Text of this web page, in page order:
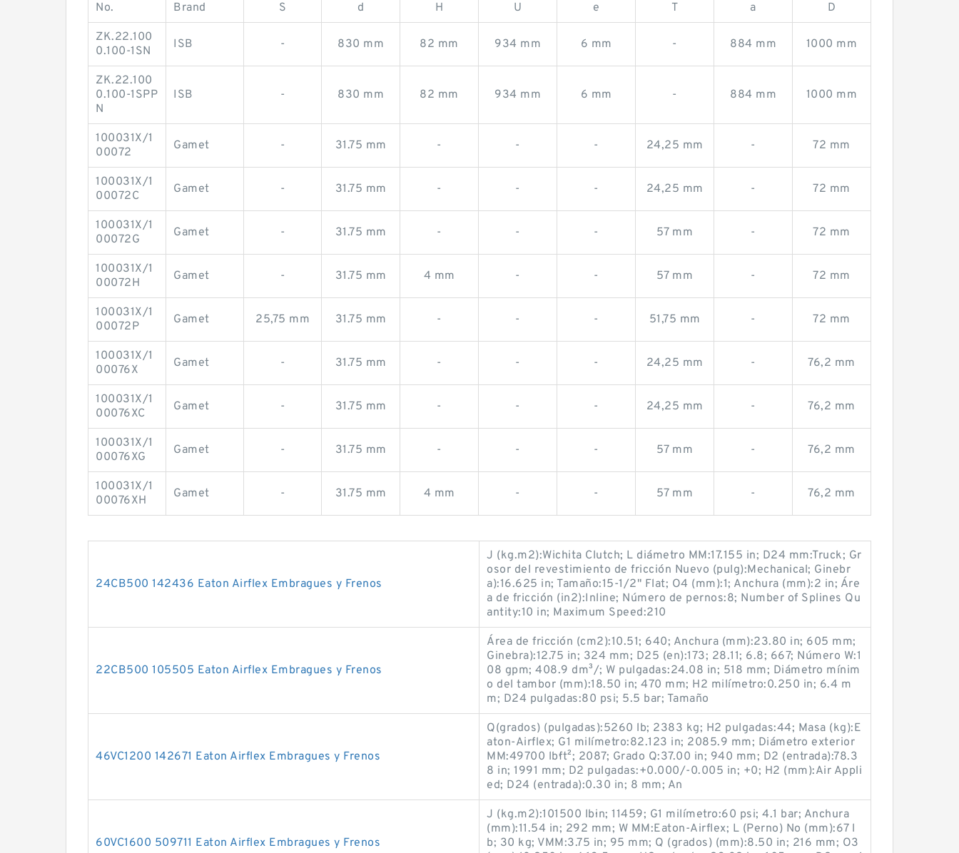
No. Brand S d H U e T a D
ZK.22.100
0.100-1SN
ISB - 830 mm 82 mm 934 mm 6 mm - 884 mm 1000 mm
ZK.22.100
0.100-1SPP
N
ISB - 830 mm 82 mm 934 mm 6 mm - 884 mm 1000 mm
100031X/1
00072
Gamet - 31.75 mm - - - 24,25 mm - 72 mm
100031X/1
00072C
Gamet - 31.75 mm - - - 24,25 mm - 72 mm
100031X/1
00072G
Gamet - 31.75 mm - - - 57 mm - 72 mm
100031X/1
00072H
Gamet - 31.75 mm 4 mm - - 57 mm - 72 mm
100031X/1
00072P
Gamet 25,75 mm 31.75 mm - - - 51,75 mm - 72 mm
100031X/1
00076X
Gamet - 31.75 mm - - - 24,25 mm - 76,2 mm
100031X/1
00076XC
Gamet - 31.75 mm - - - 24,25 mm - 76,2 mm
100031X/1
00076XG
Gamet - 31.75 mm - - - 57 mm - 76,2 mm
100031X/1
00076XH
Gamet - 31.75 mm 4 mm - - 57 mm - 76,2 mm
24CB500 142436 Eaton Airflex Embragues y Frenos
J (kg.m2):Wichita Clutch; L diámetro MM:17.155 in; D24 mm:Truck; Gr
osor del revestimiento de fricción Nuevo (pulg):Mechanical; Ginebr
a):16.625 in; Tamaño:15-1/2" Flat; O4 (mm):1; Anchura (mm):2 in; Áre
a de fricción (in2):Inline; Número de pernos:8; Number of Splines Qu
antity:10 in; Maximum Speed:210
22CB500 105505 Eaton Airflex Embragues y Frenos
Área de fricción (cm2):10.51; 640; Anchura (mm):23.80 in; 605 mm;
Ginebra):12.75 in; 324 mm; D25 (en):173; 28.11; 6.8; 667; Número W:1
08 gpm; 408.9 dm³/; W pulgadas:24.08 in; 518 mm; Diámetro mínim
o del tambor (mm):18.50 in; 470 mm; H2 milímetro:0.250 in; 6.4 m
m; D24 pulgadas:80 psi; 5.5 bar; Tamaño
46VC1200 142671 Eaton Airflex Embragues y Frenos
Q(grados) (pulgadas):5260 lb; 2383 kg; H2 pulgadas:44; Masa (kg):E
aton-Airflex; G1 milímetro:82.123 in; 2085.9 mm; Diámetro exterior
MM:49700 lb·ft²; 2087; Grado Q:37.00 in; 940 mm; D2 (entrada):78.3
8 in; 1991 mm; D2 pulgadas:+0.000/-0.005 in; +0; H2 (mm):Air Appli
ed; D24 (entrada):0.30 in; 8 mm; An
60VC1600 509711 Eaton Airflex Embragues y Frenos
J (kg.m2):101500 lb·in; 11459; G1 milímetro:60 psi; 4.1 bar; Anchura
(mm):11.54 in; 292 mm; W MM:Eaton-Airflex; L (Perno) No (mm):67 l
b; 30 kg; VMM:3.75 in; 95 mm; Q (grados) (mm):8.50 in; 216 mm; O3